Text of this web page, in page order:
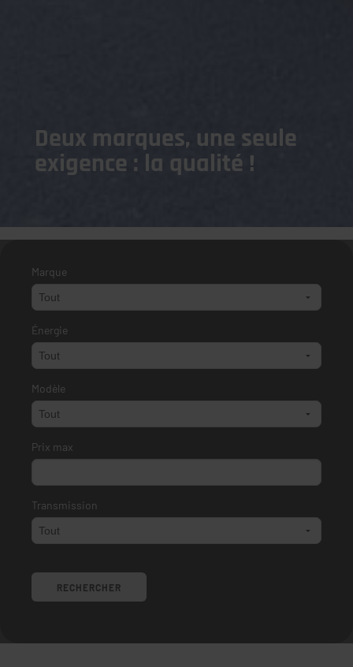
Deux marques, une seule
exigence : la qualité !
Marque
Énergie
Modèle
Prix max
Transmission